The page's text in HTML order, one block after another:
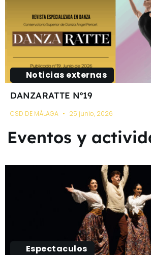
Noticias externas
DANZARATTE Nº19
CSD DE MÁLAGA 25 junio, 2026
Eventos y
Espectaculos